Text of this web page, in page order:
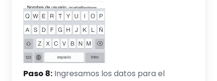
Paso 8: Ingresamos los datos para el